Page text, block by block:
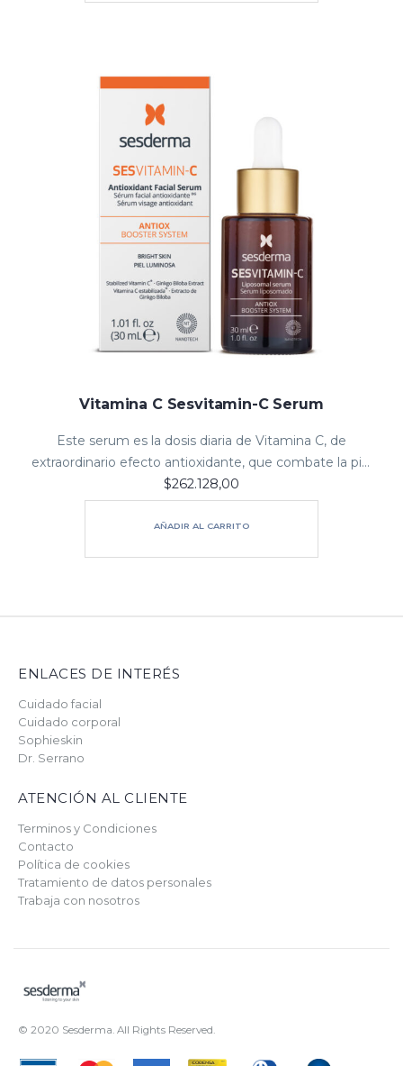
Vitamina C Sesvitamin-C Serum
Este serum es la dosis diaria de Vitamina C, de
extraordinario efecto antioxidante, que combate la piel
apagada y sin brillo, recupera la luminosidad natural de
tu piel.
Además protege del…
$262.128,00
AÑADIR AL CARRITO
ENLACES DE INTERÉS
Cuidado facial
Cuidado corporal
Sophieskin
Dr. Serrano
ATENCIÓN AL CLIENTE
Terminos y Condiciones
Contacto
Política de cookies
Tratamiento de datos personales
Trabaja con nosotros
© 2020 Sesderma. All Rights Reserved.